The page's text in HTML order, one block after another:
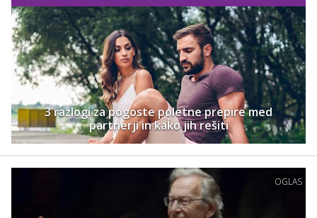
3 razlogi za pogoste poletne prepire med
partnerji in kako jih rešiti
OGLAS